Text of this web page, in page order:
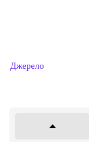
Джерело